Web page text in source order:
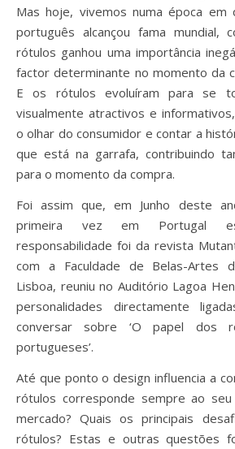
Mas hoje, vivemos numa época em
português alcançou fama mundial,
rótulos ganhou uma importância
factor determinante no momento da
E os rótulos evoluíram para se
visualmente atractivos e
o olhar do consumidor e contar a
que está na garrafa, contribuindo
para o momento da compra.
Foi assim que, em Junho deste
primeira vez em Portugal
responsabilidade foi da revista
com a Faculdade de Belas-Artes
Lisboa, reuniu no Auditório Lagoa
personalidades directamente
conversar sobre ‘O papel dos
portugueses’.
Até que ponto o design influencia a
rótulos corresponde sempre ao seu
mercado? Quais os principais
rótulos? Estas e outras questões